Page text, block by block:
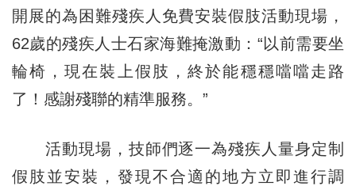
開展的為困難殘疾人免費安裝假肢活動現場，
62歲的殘疾人士石家海難掩激動：“以前需要坐
輪椅，現在裝上假肢，終於能穩穩噹噹走路
了！感謝殘聯的精準服務。”
活動現場，技師們逐一為殘疾人量身定制
假肢並安裝，發現不合適的地方立即進行調